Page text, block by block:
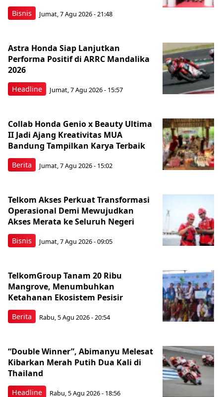
Bisnis Jumat, 7 Agu 2026 - 21:48
Headline
Astra Honda Siap Lanjutkan
Performa Positif di ARRC Mandalika
2026
Jumat, 7 Agu 2026 - 15:57
Berita
Collab Honda Genio x Beauty Ultima
II Jadi Ajang Kreativitas MUA
Bandung Tampilkan Karya Terbaik
Jumat, 7 Agu 2026 - 15:02
Bisnis
Telkom Akses Perkuat Transformasi
Operasional Demi Mewujudkan
Akses Merata ke Seluruh Negeri
Jumat, 7 Agu 2026 - 09:05
Berita
TelkomGroup Tanam 20 Ribu
Mangrove, Menumbuhkan
Ketahanan Ekosistem Pesisir
Rabu, 5 Agu 2026 - 20:54
Headline
“Double Winner”, Abimanyu Melesat
Kibarkan Merah Putih Dua Kali di
Thailand
Rabu, 5 Agu 2026 - 18:56